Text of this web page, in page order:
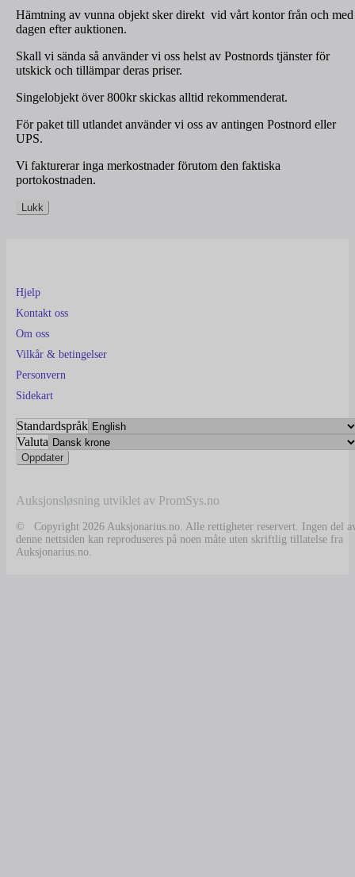
Hämtning av vunna objekt sker direkt vid vårt kontor från och med
dagen efter auktionen.
Skall vi sända så använder vi oss helst av Postnords tjänster för
utskick och tillämpar deras priser.
Singelobjekt över 800kr skickas alltid rekommenderat.
För paket till utlandet använder vi oss av antingen Postnord eller
UPS.
Vi fakturerar inga merkostnader förutom den faktiska
portokostnaden.
Lukk
Hjelp
Kontakt oss
Om oss
Vilkår & betingelser
Personvern
Sidekart
Standardspråk
Valuta
Auksjonsløsning utviklet av PromSys.no
© Copyright 2026 Auksjonarius.no. Alle rettigheter reservert. Ingen del
denne nettsiden kan reproduseres på noen måte uten skriftlig tillatelse fra
Auksjonarius.no.